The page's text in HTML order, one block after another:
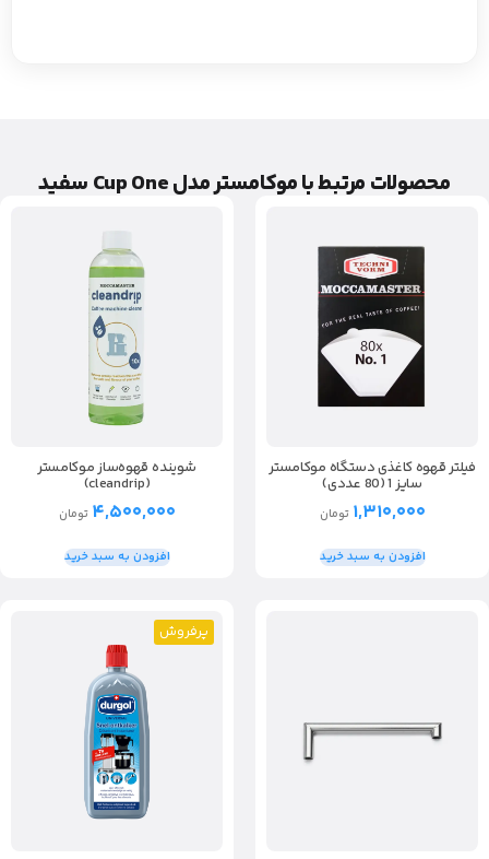
محصولات مرتبط با موکامستر مدل Cup One سفید
فیلتر قهوه کاغذی دستگاه موکامستر
سایز 1 (80 عددی)
۱,۳۱۰,۰۰۰ تومان
افزودن به سبد خرید
شوینده قهوه‌ساز موکامستر
(cleandrip)
۴,۵۰۰,۰۰۰ تومان
افزودن به سبد خرید
پرفروش